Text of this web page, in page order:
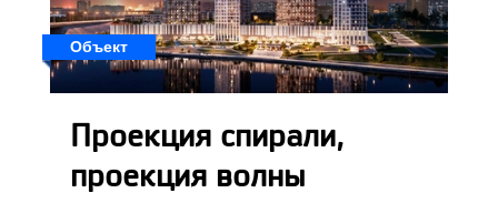
Объект
Проекция спирали,
проекция волны